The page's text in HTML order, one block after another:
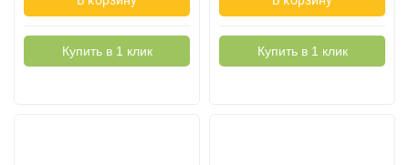
Купить в 1 клик Купить в 1 клик